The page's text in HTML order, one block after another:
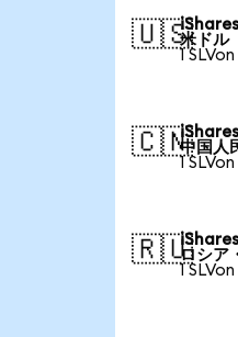
🇺🇸米ドル
1
🇨🇳中国人
1
🇷🇺ロシア
1